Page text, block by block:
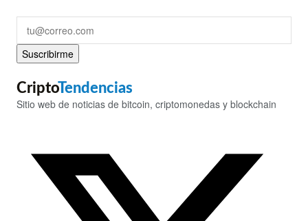
Suscribirme
CriptoTendencias
Sitio web de noticias de bitcoin, criptomonedas y blockchain